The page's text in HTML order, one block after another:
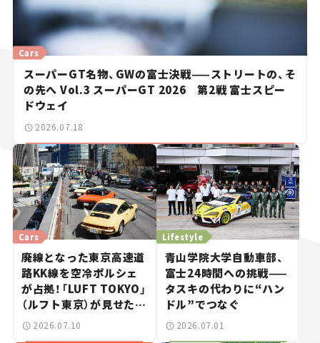
Cars
スーパーGT名物、GWの富士決戦——ストリートの、そ
の先へ Vol.3 スーパーGT 2026 第2戦 富士スピー
ドウェイ
2026.07.18
Cars
廃線となった東京高速道
路KK線を空冷ポルシェ
が占拠！「LUFT TOKYO」
（ルフト東京）が見せた奇
跡の一日——ハッサンの
2026.07.10
Lifestyle
青山学院大学自動車部、
富士24時間への挑戦——
タスキの代わりに“ハン
ドル”でつなぐ
2026.07.01